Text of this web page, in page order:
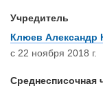
Учредитель
Клюев Александр
с 22 ноября 2018 г.
Среднесписочная